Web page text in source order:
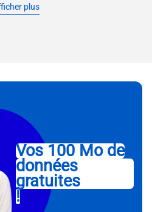
plus
Vos 100 Mo de
données
gratuites
!